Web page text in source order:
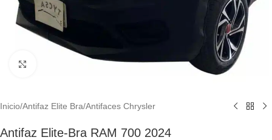
Inicio/Antifaz Elite Bra/Antifaces Chrysler
Antifaz Elite-Bra RAM 700 2024